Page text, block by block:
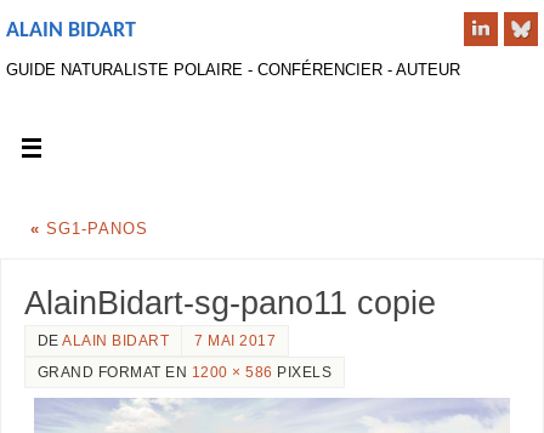
ALAIN BIDART
GUIDE NATURALISTE POLAIRE - CONFÉRENCIER - AUTEUR
« SG1-PANOS
AlainBidart-sg-pano11 copie
DEALAIN BIDART
7 MAI 2017
GRAND FORMAT EN 1200 × 586 PIXELS